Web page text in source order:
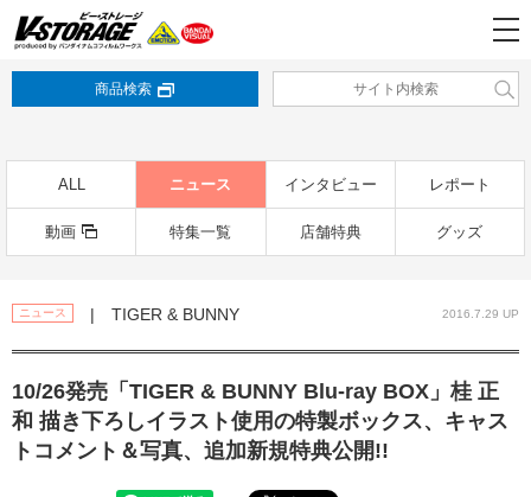
商品検索
ALL ニュース インタビュー レポート
動画 特集一覧 店舗特典 グッズ
ニュース | TIGER & BUNNY 2016.7.29 UP
10/26発売「TIGER & BUNNY Blu-ray BOX」桂 正
和 描き下ろしイラスト使用の特製ボックス、キャス
トコメント＆写真、追加新規特典公開!!